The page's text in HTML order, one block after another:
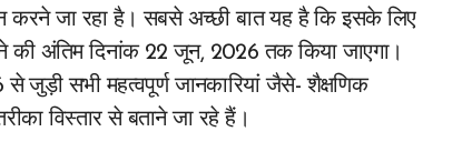
करने जा रहा है। सबसे अच्छी बात यह है कि इसके लिए
अंतिम दिनांक 22 जून, 2026 तक किया जाएगा।
सभी महत्वपूर्ण जानकारियां जैसे- शैक्षणिक
विस्तार से बताने जा रहे हैं।